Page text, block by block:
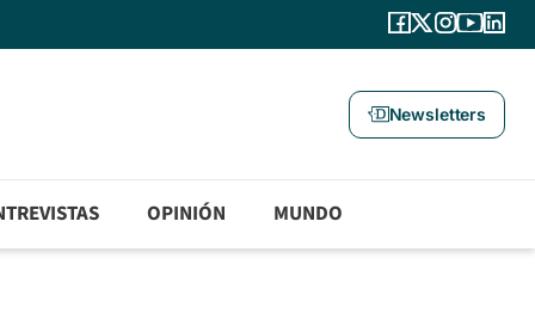
Newsletters
OPINIÓN MUNDO